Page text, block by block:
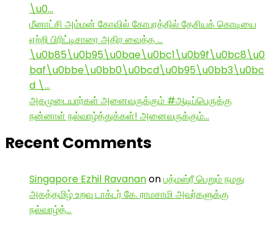
\u0…
மீனாட்சி அம்மன் கோவில் கோபுரத்தில் தேசியக் கொடியை
ஏற்றி பிரிட்டிசாரை அதிர வைத்த …
\u0b85\u0b95\u0bae\u0bc1\u0b9f\u0bc8\u0
baf\u0bbe\u0bb0\u0bcd\u0b95\u0bb3\u0bc
d \…
அகமுடையார்கள் அனைவருக்கும் #ஆடிப்பெருக்கு
நன்னாள் நல்வாழ்த்துக்கள்! அனைவருக்கும்…
Recent Comments
Singapore Ezhil Ravananonபத்மஸ்ரீ பெறும் நமது
அகத்தமிழ் உறவு டாக்டர் கே. ராமசாமி அவர்களுக்கு
நல்வாழ்த்…